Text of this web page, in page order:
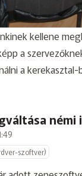
kellene
a
a
szoftver)